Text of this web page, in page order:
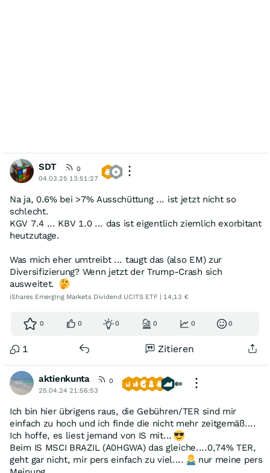
SDT
0
04.03.25 13:51:27
Na ja, 0.6% bei >7% Ausschüttung ... ist jetzt nicht so
schlecht.
KGV 7.4 ... KBV 1.0 ... das ist eigentlich ziemlich exorbitant
heutzutage.
Was mich eher umtreibt ... taugt das (also EM) zur
Diversifizierung? Wenn jetzt der Trump-Crash sich
ausweitet.
iShares Emerging Markets Dividend UCITS ETF | 14,13 €
0 0 0 0 0 0
1 Zitieren
aktienkunta
0
25.04.24 21:56:53
Ich bin hier übrigens raus, die Gebühren/TER sind mir
einfach zu hoch und ich finde die nicht mehr zeitgemäß....
Ich hoffe, es liest jemand von IS mit...
Beim IS MSCI BRAZIL (A0HGWA) das gleiche....0,74% TER,
geht gar nicht, mir pers einfach zu viel....
nur meine pers